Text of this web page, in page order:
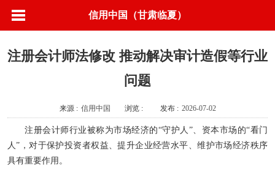
信用中国（甘肃临夏）
注册会计师法修改 推动解决审计造假等行业
问题
来源 : 信用中国 浏览 : 发布 : 2026-07-02
注册会计师行业被称为市场经济的“守护人”、资本市场的“看门
人”，对于保护投资者权益、提升企业经营水平、维护市场经济秩序
具有重要作用。